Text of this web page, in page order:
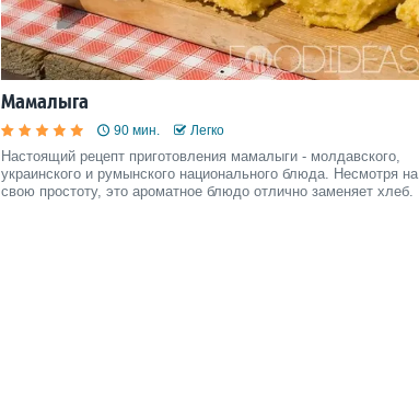
Мамалыга
90 мин. Легко
Настоящий рецепт приготовления мамалыги - молдавского,
украинского и румынского национального блюда. Несмотря на
свою простоту, это ароматное блюдо отлично заменяет хлеб.